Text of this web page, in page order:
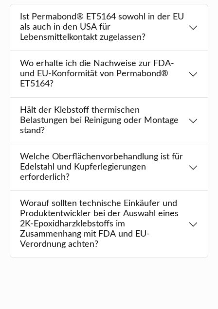
Ist Permabond® ET5164 sowohl in der EU
als auch in den USA für
Lebensmittelkontakt zugelassen?
Wo erhalte ich die Nachweise zur FDA-
und EU-Konformität von Permabond®
ET5164?
Hält der Klebstoff thermischen
Belastungen bei Reinigung oder Montage
stand?
Welche Oberflächenvorbehandlung ist für
Edelstahl und Kupferlegierungen
erforderlich?
Worauf sollten technische Einkäufer und
Produktentwickler bei der Auswahl eines
2K-Epoxidharzklebstoffs im
Zusammenhang mit FDA und EU-
Verordnung achten?